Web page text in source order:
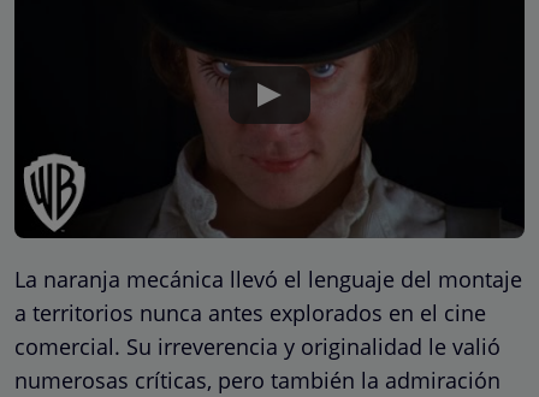
La naranja mecánica llevó el lenguaje del montaje
a territorios nunca antes explorados en el cine
comercial. Su irreverencia y originalidad le valió
numerosas críticas, pero también la admiración